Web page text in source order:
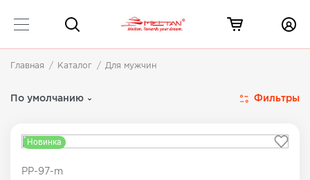
Главная Каталог Для мужчин
По умолчанию Фильтры
Новинка
PP-97-m